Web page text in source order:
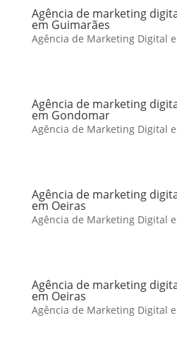
Agência de marketing
em Guimarães
Agência de Marketing Digital
Agência de marketing
em Gondomar
Agência de Marketing Digital
Agência de marketing
em Oeiras
Agência de Marketing Digital
Agência de marketing
em Oeiras
Agência de Marketing Digital